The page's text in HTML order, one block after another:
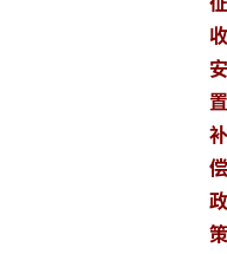
收
安
置
补
偿
政
策